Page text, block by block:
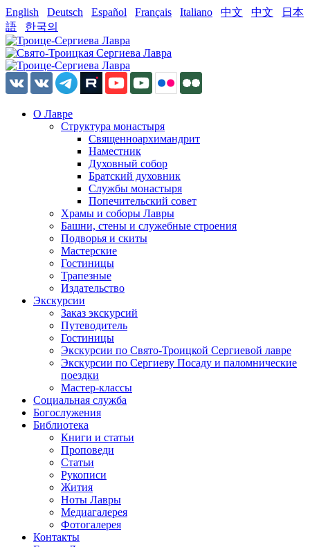
English Deutsch Español Français Italiano 中文 中文
日本
語
한국의
О Лавре
Структура монастыря
Священноархимандрит
Наместник
Духовный собор
Братский духовник
Службы монастыря
Попечительский совет
Храмы и соборы Лавры
Башни, стены и служебные строения
Подворья и скиты
Мастерские
Гостиницы
Трапезные
Издательство
Экскурсии
Заказ экскурсий
Путеводитель
Гостиницы
Экскурсии по Свято-Троицкой Сергиевой лавре
Экскурсии по Сергиеву Посаду и паломнические
поездки
Мастер-классы
Социальная служба
Богослужения
Библиотека
Книги и статьи
Проповеди
Статьи
Рукописи
Жития
Ноты Лавры
Медиагалерея
Фотогалерея
Контакты